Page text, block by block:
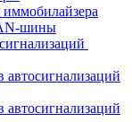
шины
автосигнализаций
автосигнализаций